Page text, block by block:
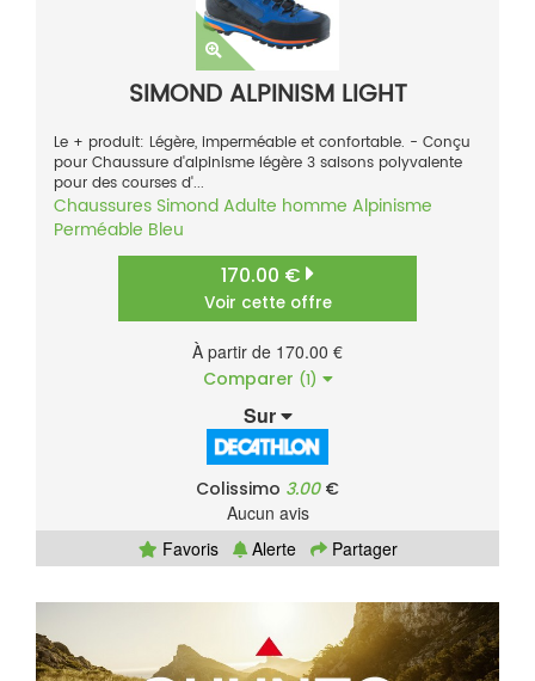
SIMOND ALPINISM LIGHT
Le + produit: Légère, imperméable et confortable. - Conçu
pour Chaussure d'alpinisme légère 3 saisons polyvalente
pour des courses d'...
Chaussures SimondAdulte homme Alpinisme
Perméable Bleu
170.00 €
Voir cette offre
À partir de 170.00 €
Comparer (1)
Sur
Colissimo 3.00€
Aucun avis
Favoris
Alerte Partager